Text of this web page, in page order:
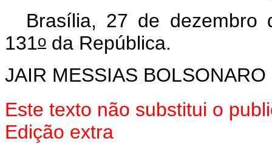
Brasília, 27 de dezembro
131o da República.
JAIR MESSIAS BOLSONARO
Este texto não substitui o
Edição extra